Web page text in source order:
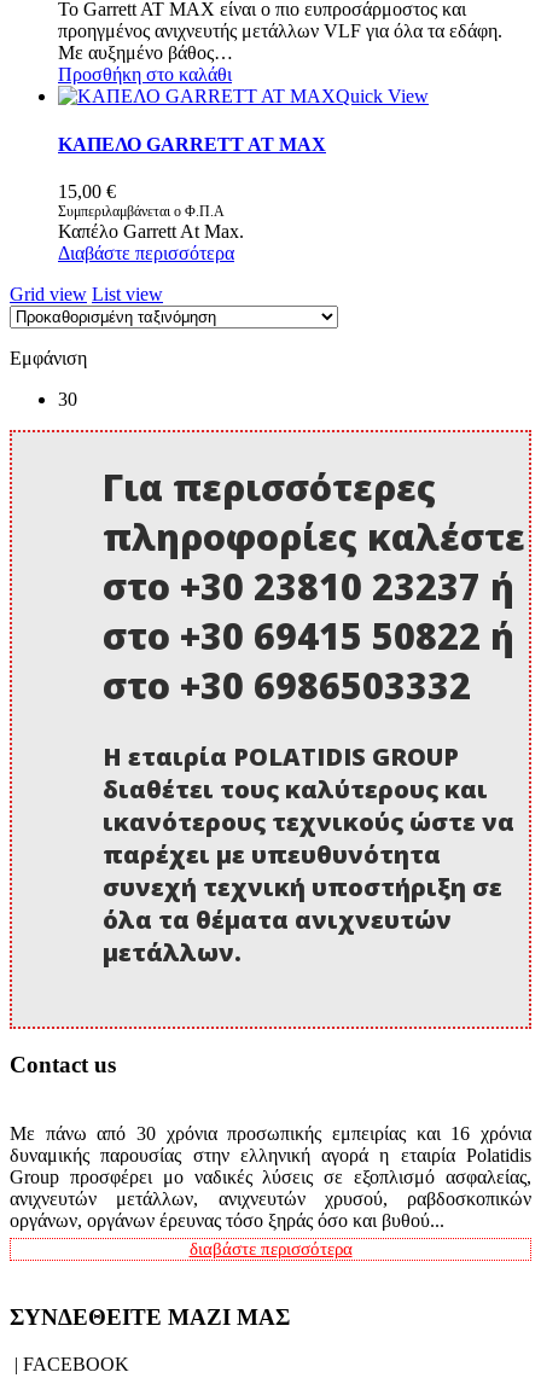
Το Garrett AT MAX είναι ο πιο ευπροσάρμοστος και
προηγμένος ανιχνευτής μετάλλων VLF για όλα τα εδάφη.
Με αυξημένο βάθος…
Προσθήκη στο καλάθι
Quick View
ΚΑΠΕΛΟ GARRETT AT MAX
15,00 €
Συμπεριλαμβάνεται ο Φ.Π.Α
Καπέλο Garrett At Max.
Διαβάστε περισσότερα
Grid view List view
Εμφάνιση
30
Για περισσότερες
πληροφορίες καλέστε
στο +30 23810 23237 ή
στο +30 69415 50822 ή
στο +30 6986503332
Η εταιρία POLATIDIS GROUP
διαθέτει τους καλύτερους και
ικανότερους τεχνικούς ώστε να
παρέχει με υπευθυνότητα
συνεχή τεχνική υποστήριξη σε
όλα τα θέματα ανιχνευτών
μετάλλων.
Contact us
Με πάνω από 30 χρόνια προσωπικής εμπειρίας και 16 χρόνια
δυναμικής παρουσίας στην ελληνική αγορά η εταιρία Polatidis
Group προσφέρει μο ναδικές λύσεις σε εξοπλισμό ασφαλείας,
ανιχνευτών μετάλλων, ανιχνευτών χρυσού, ραβδοσκοπικών
οργάνων, οργάνων έρευνας τόσο ξηράς όσο και βυθού...
διαβάστε περισσότερα
ΣΥΝΔΕΘΕΙΤΕ ΜΑΖΙ ΜΑΣ
| FACEBOOK